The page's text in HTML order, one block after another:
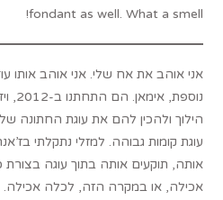
fondant as well. What a smell!
אני אוהב את אח שלי. אני אוהב אותו
הילוך ולהכין להם את עוגת החתונה
עוגת קומות גבוהה. למזלי נתקלתי
אותה, תוקעים אותה בתוך עוגה בצורת
אכילה, או במקרה הזה, לכלה אכילה.